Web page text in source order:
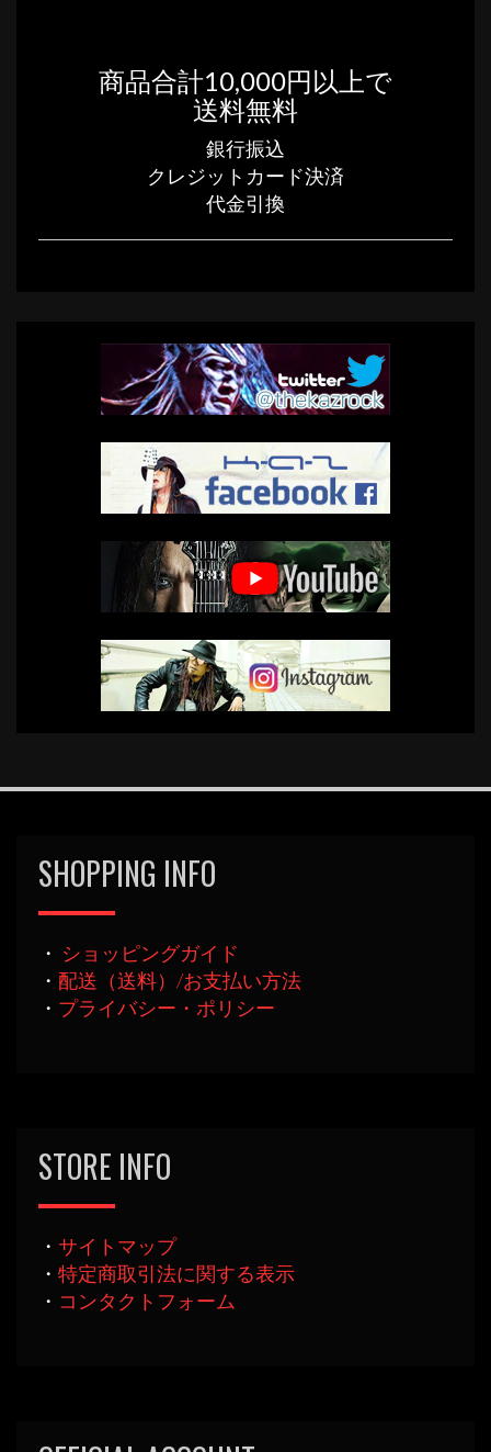
商品合計10,000円以上で
送料無料
銀行振込
クレジットカード決済
代金引換
SHOPPING INFO
・ ショッピングガイド
・ 配送（送料）/お支払い方法
・ プライバシー・ポリシー
STORE INFO
・ サイトマップ
・ 特定商取引法に関する表示
・ コンタクトフォーム